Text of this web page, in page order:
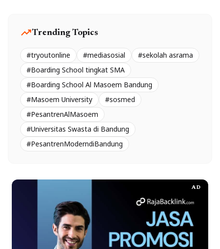
trending_upTrending Topics
#tryoutonline #mediasosial
#sekolah asrama
#Boarding School tingkat SMA
#Boarding School Al Masoem Bandung
#Masoem University
#sosmed
#PesantrenAlMasoem
#Universitas Swasta di Bandung
#PesantrenModerndiBandung
AD